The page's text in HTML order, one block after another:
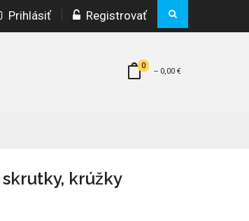
Prihlásiť Registrovať
0
-- 0,00 €
krúžky